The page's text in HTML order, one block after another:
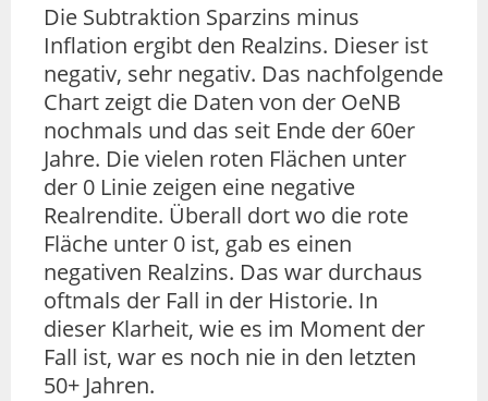
Die Subtraktion Sparzins minus
Inflation ergibt den Realzins. Dieser ist
negativ, sehr negativ. Das nachfolgende
Chart zeigt die Daten von der OeNB
nochmals und das seit Ende der 60er
Jahre. Die vielen roten Flächen unter
der 0 Linie zeigen eine negative
Realrendite. Überall dort wo die rote
Fläche unter 0 ist, gab es einen
negativen Realzins. Das war durchaus
oftmals der Fall in der Historie. In
dieser Klarheit, wie es im Moment der
Fall ist, war es noch nie in den letzten
50+ Jahren.